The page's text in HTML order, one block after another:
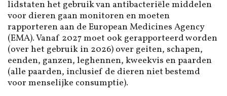
lidstaten het gebruik van antibacteriële middelen
voor dieren gaan monitoren en moeten
rapporteren aan de European Medicines Agency
(EMA). Vanaf 2027 moet ook gerapporteerd worden
(over het gebruik in 2026) over geiten, schapen,
eenden, ganzen, leghennen, kweekvis en paarden
(alle paarden, inclusief de dieren niet bestemd
voor menselijke consumptie).